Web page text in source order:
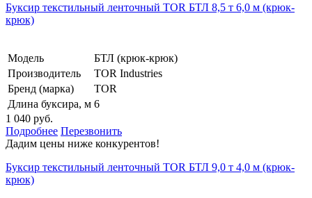
Буксир текстильный ленточный TOR БТЛ 8,5 т 6,0 м (крюк-
крюк)
Модель
БТЛ (крюк-крюк)
Производитель
TOR Industries
Бренд (марка)
TOR
Длина буксира, м 6
1 040 руб.
Подробнее Перезвонить
Дадим цены ниже конкурентов!
Буксир текстильный ленточный TOR БТЛ 9,0 т 4,0 м (крюк-
крюк)